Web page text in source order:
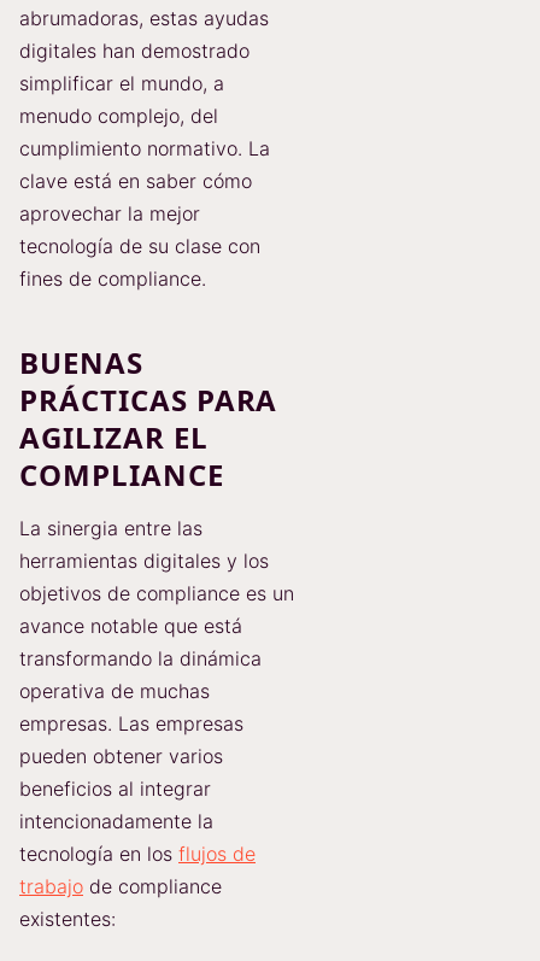
abrumadoras, estas ayudas
digitales han demostrado
simplificar el mundo, a
menudo complejo, del
cumplimiento normativo. La
clave está en saber cómo
aprovechar la mejor
tecnología de su clase con
fines de compliance.
BUENAS
PRÁCTICAS PARA
AGILIZAR EL
COMPLIANCE
La sinergia entre las
herramientas digitales y los
objetivos de compliance es un
avance notable que está
transformando la dinámica
operativa de muchas
empresas. Las empresas
pueden obtener varios
beneficios al integrar
intencionadamente la
tecnología en los flujos de
trabajo de compliance
existentes: